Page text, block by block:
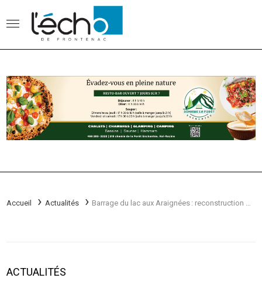
Accueil Actualités
ACTUALITÉS